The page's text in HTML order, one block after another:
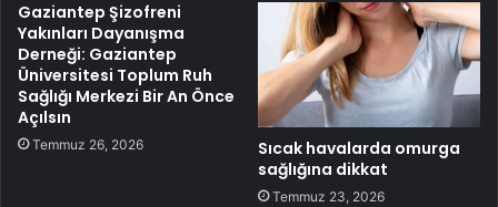
Gaziantep Şizofreni
Yakınları Dayanışma
Derneği: Gaziantep
Üniversitesi Toplum Ruh
Sağlığı Merkezi Bir An Önce
Açılsın
Temmuz 26, 2026
Sıcak havalarda omurga
sağlığına dikkat
Temmuz 23, 2026